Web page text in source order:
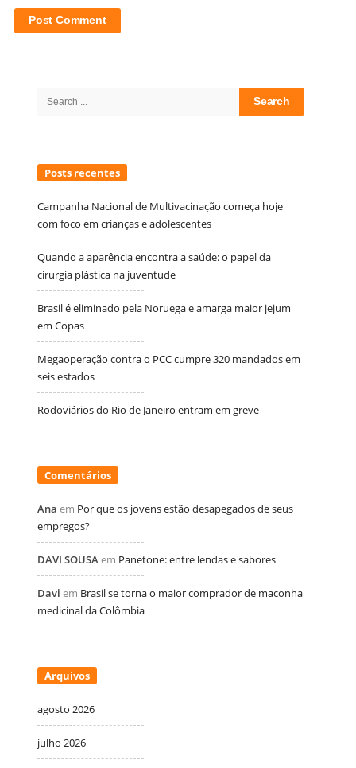
Search
Posts recentes
Campanha Nacional de Multivacinação começa hoje
com foco em crianças e adolescentes
Quando a aparência encontra a saúde: o papel da
cirurgia plástica na juventude
Brasil é eliminado pela Noruega e amarga maior jejum
em Copas
Megaoperação contra o PCC cumpre 320 mandados em
seis estados
Rodoviários do Rio de Janeiro entram em greve
Comentários
Ana em Por que os jovens estão desapegados de seus
empregos?
DAVI SOUSAem Panetone: entre lendas e sabores
Davi em Brasil se torna o maior comprador de maconha
medicinal da Colômbia
Arquivos
agosto 2026
julho 2026